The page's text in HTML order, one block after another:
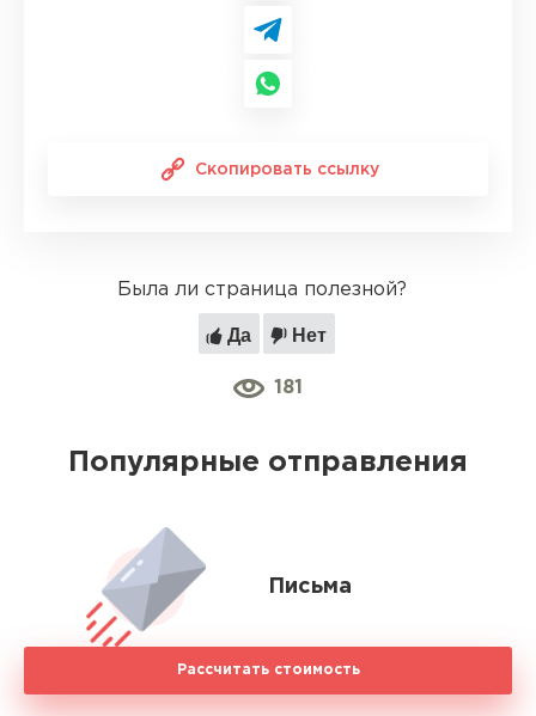
Скопировать ссылку
Была ли страница полезной?
Да Нет
181
Популярные отправления
Письма
Рассчитать стоимость